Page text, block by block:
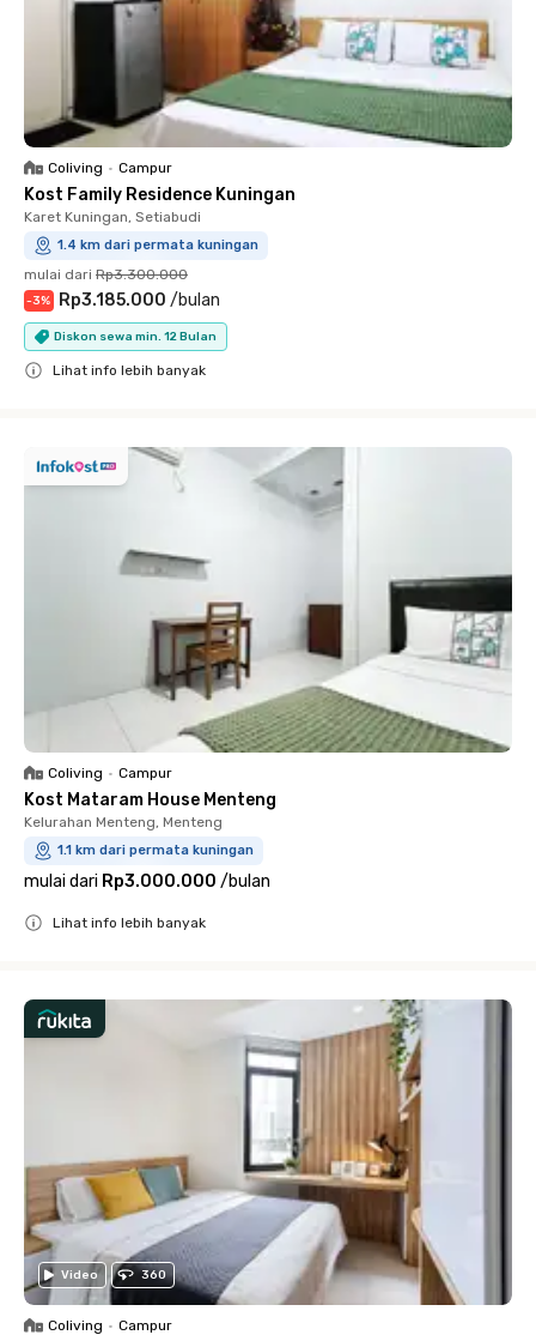
Coliving • Campur
Kost Family Residence Kuningan
Karet Kuningan, Setiabudi
1.4 km dari permata kuningan
mulai dari Rp3.300.000
-3% Rp3.185.000 /bulan
Diskon sewa min. 12 Bulan
Lihat info lebih banyak
Coliving • Campur
Kost Mataram House Menteng
Kelurahan Menteng, Menteng
1.1 km dari permata kuningan
mulai dari Rp3.000.000 /bulan
Lihat info lebih banyak
Video 360
Coliving • Campur